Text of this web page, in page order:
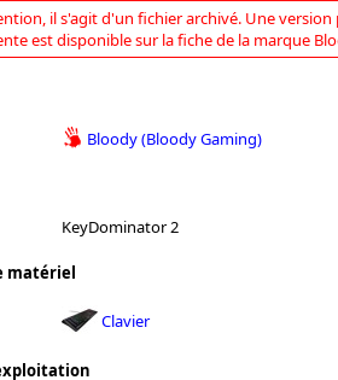
il s'agit d'un fichier archivé. Une version
est disponible sur la fiche de la marque
Bloody (Bloody Gaming)
KeyDominator 2
matériel
Clavier